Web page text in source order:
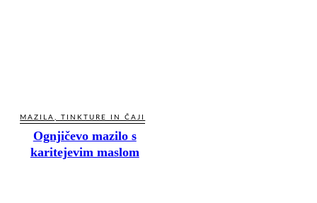
MAZILA, TINKTURE IN ČAJI
Ognjičevo mazilo s
karitejevim maslom